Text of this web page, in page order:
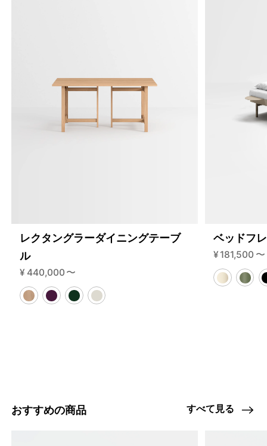
レクタングラーダイニングテーブ
ル
¥ 440,000 〜
ベッドフ
¥ 181,500 〜
おすすめの商品 すべて見る